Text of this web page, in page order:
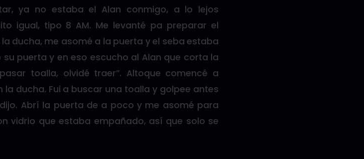
ya no estaba el Alan conmigo, a lo lejos
igual, tipo 8 AM. Me levanté pa preparar el
ducha, me asomé a la puerta y el seba estaba
puerta y en eso escucho al Alan que corta la
toalla, olvidé traer”. Altoque comencé a
ducha. Fui a buscar una toalla y golpee antes
Abrí la puerta de a poco y me asomé para
vidrio que estaba empañado, así que solo se